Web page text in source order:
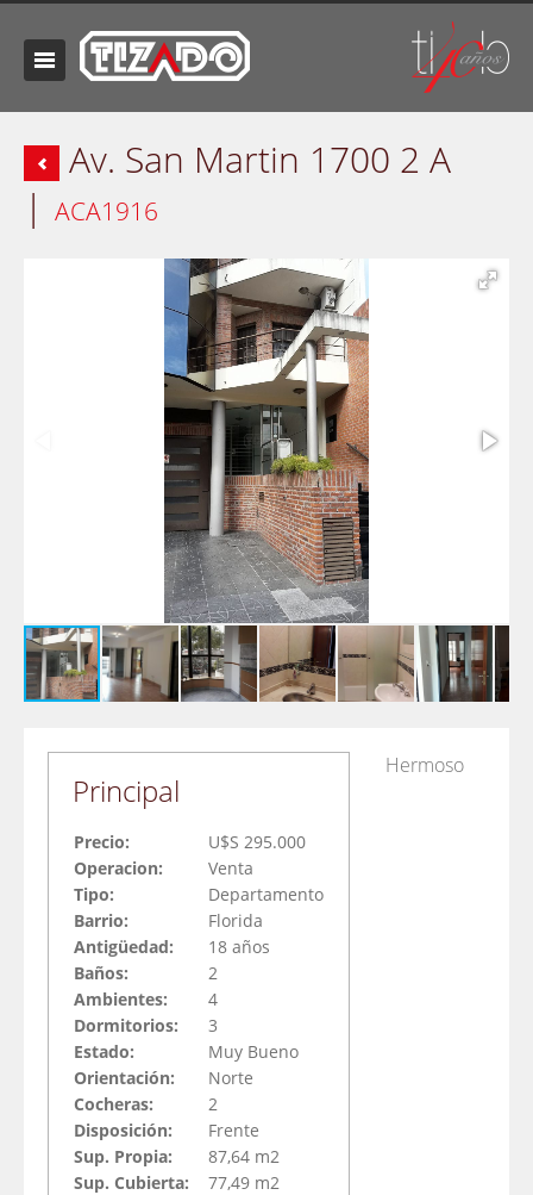
Av. San Martin 1700 2 A
|
ACA1916
Principal
Precio:
U$S 295.000
Operacion:
Venta
Tipo:
Departamento
Barrio:
Florida
Antigüedad:
18 años
Baños:
2
Ambientes:
4
Dormitorios:
3
Estado:
Muy Bueno
Orientación:
Norte
Cocheras:
2
Disposición:
Frente
Sup. Propia:
87,64 m2
Sup. Cubierta:
77,49 m2
Hermoso